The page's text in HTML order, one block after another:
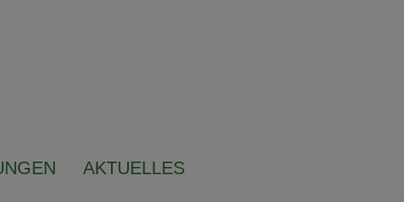
AKTUELLES